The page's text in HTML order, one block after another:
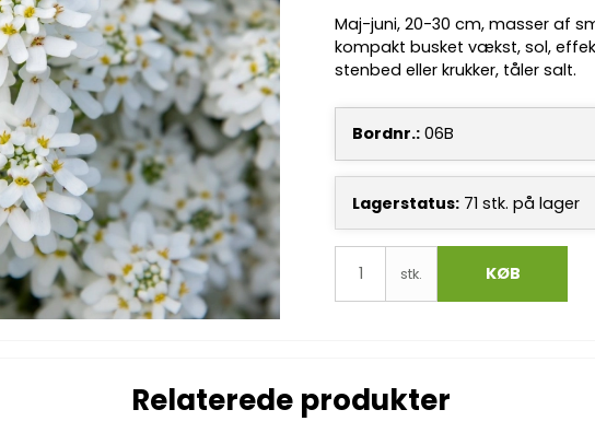
Maj-juni, 20-30 cm, masser af
kompakt busket vækst, sol,
stenbed eller krukker, tåler salt.
Bordnr.: 06B
Lagerstatus: 71 stk. på lager
stk. KØB
Relaterede produkter